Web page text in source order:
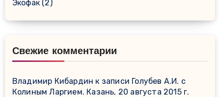
Экофак(2)
Свежие комментарии
Владимир Кибардин к записи Голубев А.И. с
Колиным Ларгием. Казань, 20 августа 2015 г.